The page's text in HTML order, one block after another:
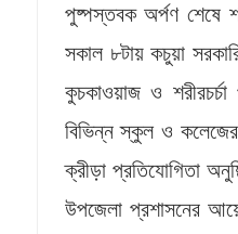
​পুষ্পস্তবক অর্পণ শেষে
সকাল ৮টায় কচুয়া
কুচকাওয়াজ ও
বিভিন্ন স্কুল ও কলেজের
ক্রীড়া প্রতিযোগিতা
​উপজেলা প্রশাসনের